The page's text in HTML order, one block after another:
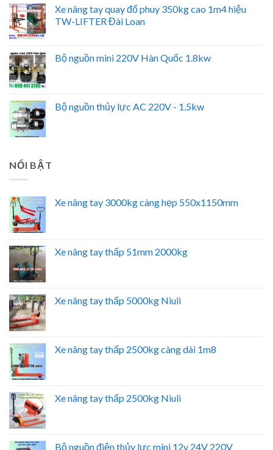
Xe nâng tay quay đổ phuy 350kg cao 1m4 hiệu
TW-LIFTER Đài Loan
Bộ nguồn mini 220V Hàn Quốc 1.8kw
Bộ nguồn thủy lực AC 220V - 1.5kw
NỔI BẬT
Xe nâng tay 3000kg càng hẹp 550x1150mm
Xe nâng tay thấp 51mm 2000kg
Xe nâng tay thấp 5000kg Niuli
Xe nâng tay thấp 2500kg càng dài 1m8
Xe nâng tay thấp 2500kg Niuli
Bộ nguồn điện thủy lực mini 12v 24V 220V